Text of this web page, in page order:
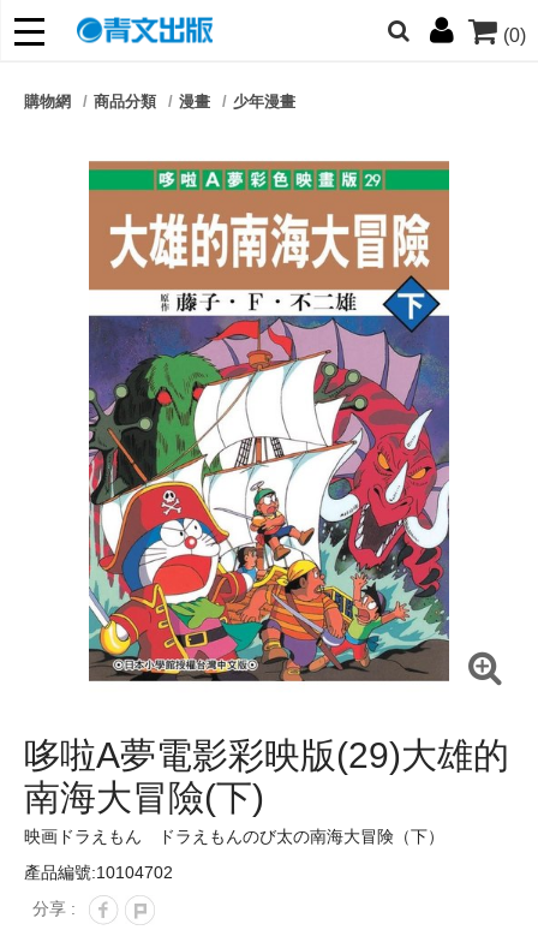
(0)
朋友們，提高警覺！
購物網 商品分類 漫畫 少年漫畫
哆啦A夢電影彩映版(29)大雄的
南海大冒險(下)
映画ドラえもん ドラえもんのび太の南海大冒険（下）
產品編號:10104702
分享 :